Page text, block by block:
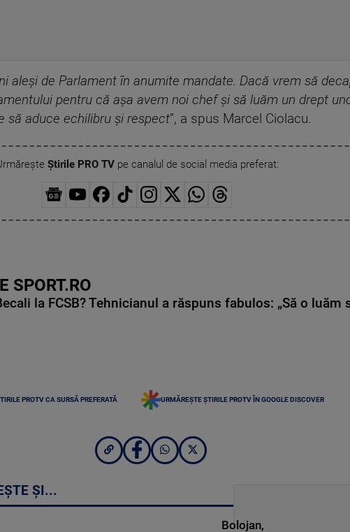
aleşi de Parlament în anumite mandate. Dacă vrem să
pentru că aşa avem noi chef şi să luăm un drept
să aduce echilibru şi respect”, a spus Marcel Ciolacu.
Știrile PRO TVpe canalul de social media preferat:
SPORT.RO
la FCSB? Tehnicianul a răspuns fabulos: „Să o luăm
PROTV CA SURSĂ PREFERATĂ URMĂREȘTE ȘTIRILE PROTV ÎN GOOGLE DISCOVER
ȘI...
Bolojan,